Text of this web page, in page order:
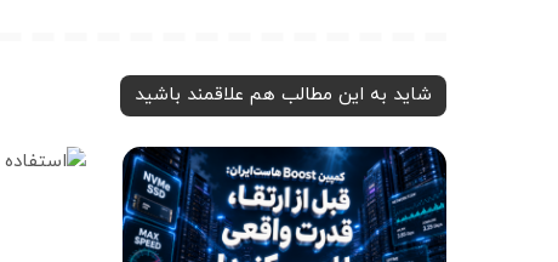
شاید به این مطالب هم علاقمند باشید